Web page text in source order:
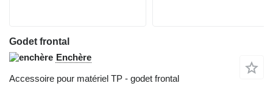
Godet frontal
Enchère
Accessoire pour matériel TP - godet frontal